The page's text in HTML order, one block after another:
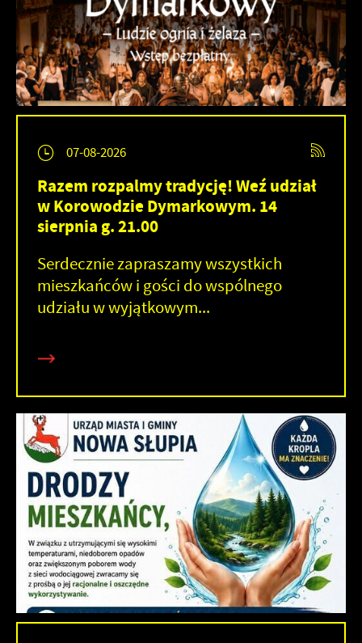
07-08-2026
Razem rozpalmy tradycję! Weź udział
w Korowodzie Dymarkowym. 14
sierpnia g. 21.00
Serdecznie zapraszamy wszystkich
mieszkańców i gości do wspólnego
udziału w wyjątkowym...